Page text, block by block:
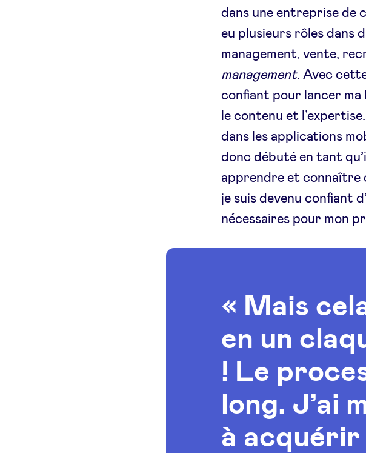
dans une entreprise de
eu plusieurs rôles dans
management, vente,
management. Avec
confiant pour lancer ma
le contenu et
dans les applications
donc débuté en tant
apprendre et connaître
je suis devenu confiant
nécessaires pour mon
« Mais
en un
! Le
long. J’ai
à acquérir